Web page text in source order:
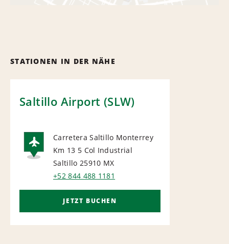
STATIONEN IN DER NÄHE
Saltillo Airport (SLW)
AIRPORT
Carretera Saltillo Monterrey
Km 13 5 Col Industrial
Saltillo 25910 MX
+52 844 488 1181
JETZT BUCHEN